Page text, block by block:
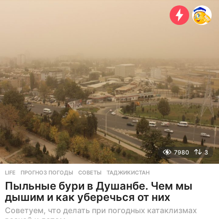
д
7980 3
LIFE ПРОГНОЗ ПОГОДЫ ,СОВЕТЫ ,ТАДЖИКИСТАН
Пыльные бури в Душанбе. Чем мы
дышим и как уберечься от них
Советуем, что делать при погодных катаклизмах